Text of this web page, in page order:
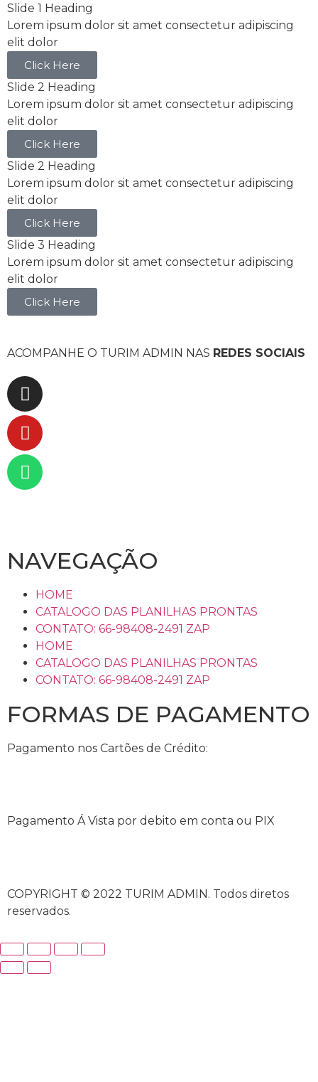
Slide 1 Heading
Lorem ipsum dolor sit amet consectetur adipiscing
elit dolor
Click Here
Slide 2 Heading
Lorem ipsum dolor sit amet consectetur adipiscing
elit dolor
Click Here
Slide 2 Heading
Lorem ipsum dolor sit amet consectetur adipiscing
elit dolor
Click Here
Slide 3 Heading
Lorem ipsum dolor sit amet consectetur adipiscing
elit dolor
Click Here
ACOMPANHE O TURIM ADMIN NAS REDES SOCIAIS
NAVEGAÇÃO
HOME
CATALOGO DAS PLANILHAS PRONTAS
CONTATO: 66-98408-2491 ZAP
HOME
CATALOGO DAS PLANILHAS PRONTAS
CONTATO: 66-98408-2491 ZAP
FORMAS DE PAGAMENTO
Pagamento nos Cartões de Crédito:
Pagamento Á Vista por debito em conta ou PIX
COPYRIGHT © 2022 TURIM ADMIN. Todos diretos
reservados.